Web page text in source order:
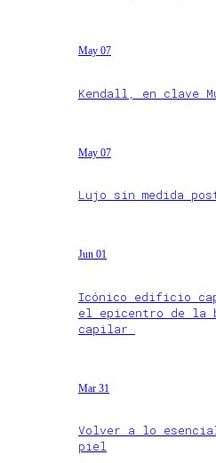
May 07
Kendall, en clave
May 07
Lujo sin medida
Jun 01
Icónico edificio
el epicentro de la
capilar
Mar 31
Volver a lo
piel